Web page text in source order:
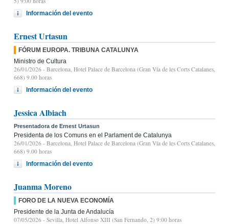
Información del evento
Ernest Urtasun
FÓRUM EUROPA. TRIBUNA CATALUNYA
Ministro de Cultura
26/01/2026 - Barcelona, Hotel Palace de Barcelona (Gran Vía de les Corts Catalanes,
668) 9.00 horas
Información del evento
Jessica Albiach
Presentadora de Ernest Urtasun
Presidenta de los Comuns en el Parlament de Catalunya
26/01/2026 - Barcelona, Hotel Palace de Barcelona (Gran Vía de les Corts Catalanes,
668) 9.00 horas
Información del evento
Juanma Moreno
FORO DE LA NUEVA ECONOMÍA
Presidente de la Junta de Andalucía
07/05/2026 - Sevilla, Hotel Alfonso XIII (San Fernando, 2) 9:00 horas